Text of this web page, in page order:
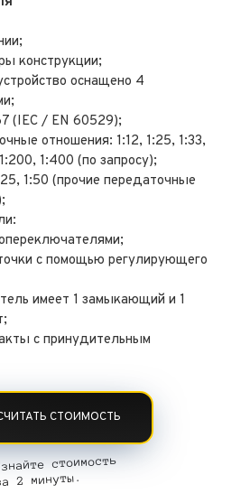
конструкции;
оснащено 4
(IEC / EN 60529);
отношения: 1:12, 1:25, 1:33,
1:400 (по запросу);
1:50 (прочие передаточные
с помощью регулирующего
имеет 1 замыкающий и 1
с принудительным
СТОИМОСТЬ
стоимость
2 минуты.